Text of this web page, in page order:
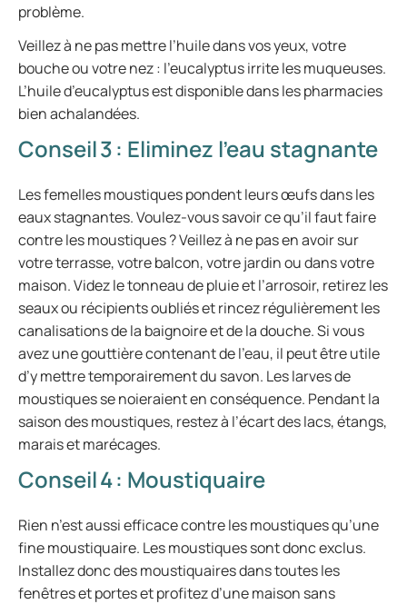
problème.
Veillez à ne pas mettre l’huile dans vos yeux, votre
bouche ou votre nez : l’eucalyptus irrite les muqueuses.
L’huile d’eucalyptus est disponible dans les pharmacies
bien achalandées.
Conseil 3 : Eliminez l’eau stagnante
Les femelles moustiques pondent leurs œufs dans les
eaux stagnantes. Voulez-vous savoir ce qu’il faut faire
contre les moustiques ? Veillez à ne pas en avoir sur
votre terrasse, votre balcon, votre jardin ou dans votre
maison. Videz le tonneau de pluie et l’arrosoir, retirez les
seaux ou récipients oubliés et rincez régulièrement les
canalisations de la baignoire et de la douche. Si vous
avez une gouttière contenant de l’eau, il peut être utile
d’y mettre temporairement du savon. Les larves de
moustiques se noieraient en conséquence. Pendant la
saison des moustiques, restez à l’écart des lacs, étangs,
marais et marécages.
Conseil 4 : Moustiquaire
Rien n’est aussi efficace contre les moustiques qu’une
fine moustiquaire. Les moustiques sont donc exclus.
Installez donc des moustiquaires dans toutes les
fenêtres et portes et profitez d’une maison sans